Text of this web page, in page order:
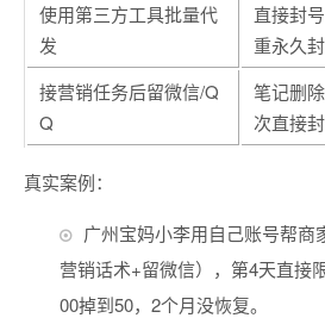
使用第三方工具批量代
发
直接封
重永久
接营销任务后留微信/Q
Q
笔记删
次直接
真实案例：
广州宝妈小李用自己账号帮商
营销话术+留微信），第4天直接
00掉到50，2个月没恢复。